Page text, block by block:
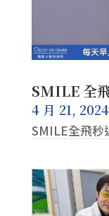
SMILE 全
4 月 21, 2024
SMILE全飛秒